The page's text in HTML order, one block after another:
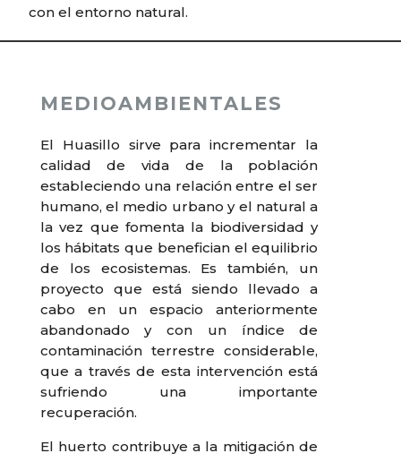
con el entorno natural.
MEDIOAMBIENTALES
El Huasillo sirve para incrementar la
calidad de vida de la población
estableciendo una relación entre el ser
humano, el medio urbano y el natural a
la vez que fomenta la biodiversidad y
los hábitats que benefician el equilibrio
de los ecosistemas. Es también, un
proyecto que está siendo llevado a
cabo en un espacio anteriormente
abandonado y con un índice de
contaminación terrestre considerable,
que a través de esta intervención está
sufriendo una importante
recuperación.
El huerto contribuye a la mitigación de